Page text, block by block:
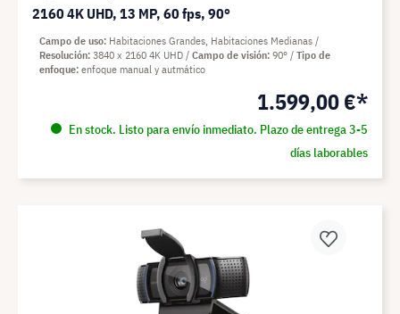
2160 4K UHD, 13 MP, 60 fps, 90°
1.599,00 €*
En stock. Listo para envío inmediato. Plazo de entrega 3-5
días laborables
Campo de uso Habitaciones Grandes, Habitaciones Medianas
Resolución 3840 x 2160 4K UHD Campo de visión 90°
Tipo de
enfoque enfoque manual y autmático